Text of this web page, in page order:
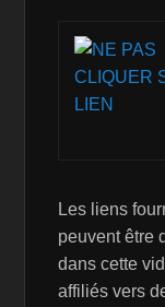
Les liens
peuvent être
dans cette
affiliés vers